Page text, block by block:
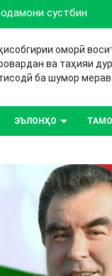
сустбин
оморӣ
ва таҳияи
ба шумор
ЭЪЛОНҲО